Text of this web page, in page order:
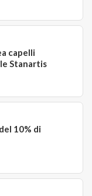
capelli
Stanartis
10% di